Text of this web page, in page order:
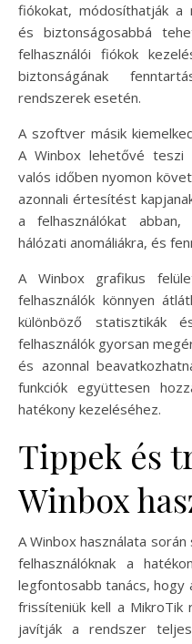
fiókokat, módosíthatják a
és biztonságosabbá
felhasználói fiókok
biztonságának
rendszerek esetén.
A szoftver másik
A Winbox lehetővé teszi
valós időben nyomon
azonnali értesítést
a felhasználókat
hálózati anomáliákra, és
A Winbox grafikus
felhasználók könnyen
különböző statisztikák
felhasználók gyorsan
és azonnal
funkciók együttesen
hatékony kezeléséhez.
Tippek és
Winbox
A Winbox használata
felhasználóknak a
legfontosabb tanács, hogy
frissíteniük kell a
javítják a rendszer